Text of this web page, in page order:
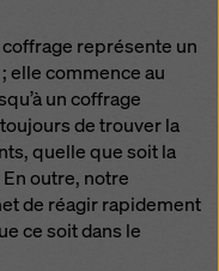
représente un
elle commence au
un coffrage
de trouver la
quelle que soit la
outre, notre
de réagir rapidement
ce soit dans le